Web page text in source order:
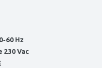
60 Hz
230 Vac